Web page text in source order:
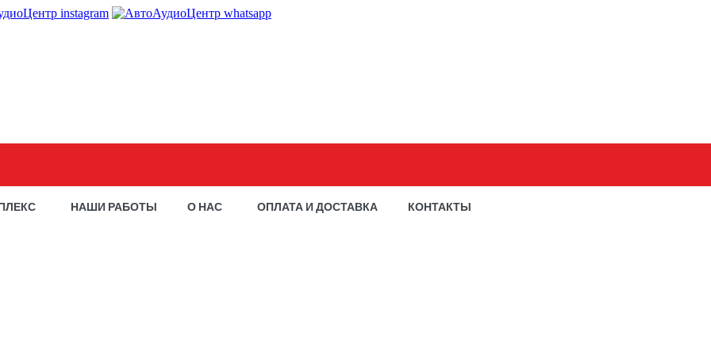
НАШИ РАБОТЫ О НАС ОПЛАТА И ДОСТАВКА КОНТАКТЫ